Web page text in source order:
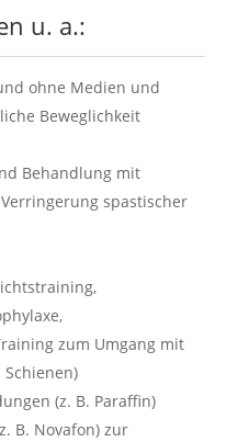
u. a.:
ohne Medien und
Beweglichkeit
Behandlung mit
spastischer
zum Umgang mit
(z. B. Paraffin)
B. Novafon) zur